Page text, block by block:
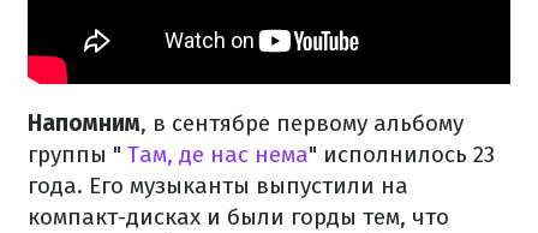
Напомним, в сентябре первому альбому
группы " Там, де нас нема" исполнилось 23
года. Его музыканты выпустили на
компакт-дисках и были горды тем, что